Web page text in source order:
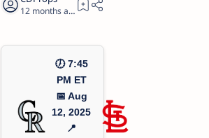
12 months ago 2
🕖 7:45
PM ET
📅 Aug
12, 2025
📍